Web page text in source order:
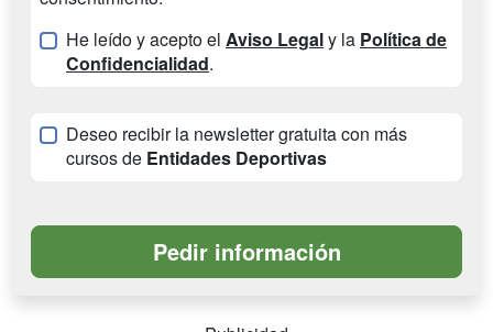
He leído y acepto el Aviso Legaly la Política de
Confidencialidad.
Deseo recibir la newsletter gratuita con más
cursos de Entidades Deportivas